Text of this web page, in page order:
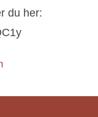
du her: